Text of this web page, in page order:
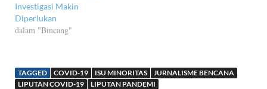
Investigasi Makin
Diperlukan
dalam "Bincang"
TAGGED COVID-19 ISU MINORITAS
JURNALISME BENCANA
LIPUTAN COVID-19
LIPUTAN PANDEMI